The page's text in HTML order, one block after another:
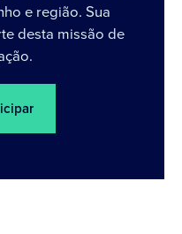
e região. Sua
desta missão de